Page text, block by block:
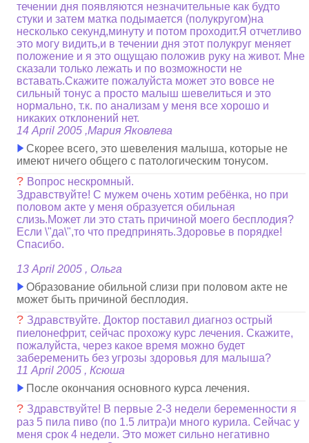
течении дня появляются незначительные как будто
стуки и затем матка подымается (полукругом)на
несколько секунд,минуту и потом проходит.Я отчетливо
это могу видить,и в течении дня этот полукруг меняет
положение и я это ощущаю положив руку на живот. Мне
сказали только лежать и по возможности не
вставать.Скажите пожалуйста может это вовсе не
сильный тонус а просто малыш шевелиться и это
нормально, т.к. по анализам у меня все хорошо и
никаких отклонений нет.
14 April 2005 ,Мария Яковлева
Скорее всего, это шевеления малыша, которые не
имеют ничего общего с патологическим тонусом.
? Вопрос нескромный.
Здравствуйте! С мужем очень хотим ребёнка, но при
половом акте у меня образуется обильная
слизь.Может ли это стать причиной моего бесплодия?
Если \"да\",то что предпринять.Здоровье в порядке!
Спасибо.
13 April 2005 , Ольга
Образование обильной слизи при половом акте не
может быть причиной бесплодия.
? Здравствуйте. Доктор поставил диагноз острый
пиелонефрит, сейчас прохожу курс лечения. Скажите,
пожалуйста, через какое время можно будет
забеременить без угрозы здоровья для малыша?
11 April 2005 , Ксюша
После окончания основного курса лечения.
? Здравствуйте! В первые 2-3 недели беременности я
раз 5 пила пиво (по 1.5 литра)и много курила. Сейчас у
меня срок 4 недели. Это может сильно негативно